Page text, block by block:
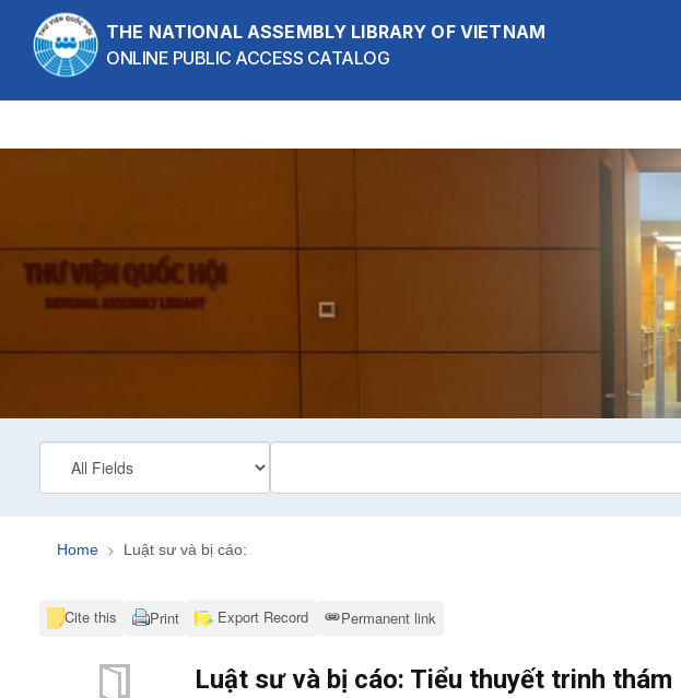
Skip to content
THE NATIONAL ASSEMBLY LIBRARY OF VIETNAM
ONLINE PUBLIC ACCESS CATALOG
Home Luật sư và bị cáo:
Cite this Print Export Record Permanent link
Luật sư và bị cáo: Tiểu thuyết trinh thám